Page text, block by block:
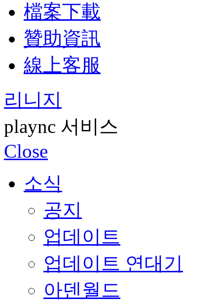
檔案下載
贊助資訊
線上客服
리니지
plaync 서비스
Close
소식
공지
업데이트
업데이트 연대기
아덴월드